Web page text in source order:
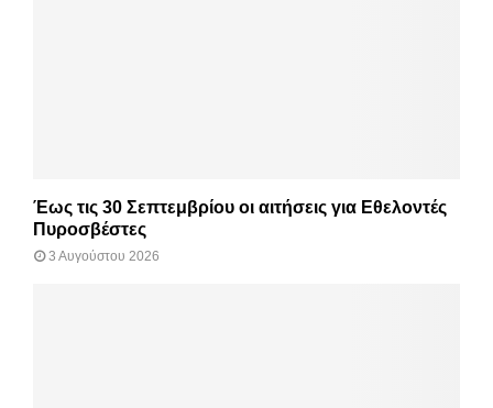
Έως τις 30 Σεπτεμβρίου οι αιτήσεις για Εθελοντές
Πυροσβέστες
3 Αυγούστου 2026